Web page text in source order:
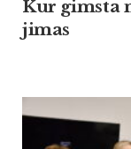
Kur gims­ta
ji­mas